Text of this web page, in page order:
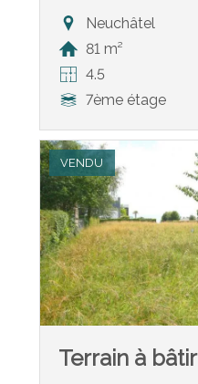
Neuchâtel
81 m²
4.5
7ème étage
VENDU
Terrain à bâtir